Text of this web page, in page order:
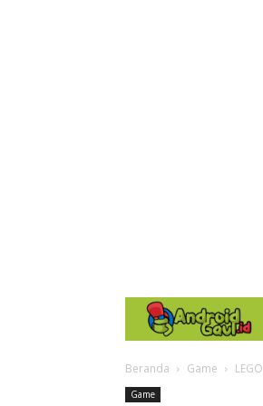
Beranda Game
Game